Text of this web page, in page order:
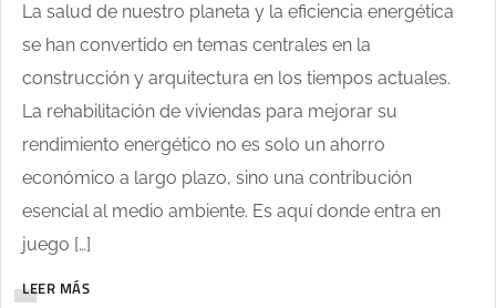
La salud de nuestro planeta y la eficiencia energética
se han convertido en temas centrales en la
construcción y arquitectura en los tiempos actuales.
La rehabilitación de viviendas para mejorar su
rendimiento energético no es solo un ahorro
económico a largo plazo, sino una contribución
esencial al medio ambiente. Es aquí donde entra en
juego […]
LEER MÁS